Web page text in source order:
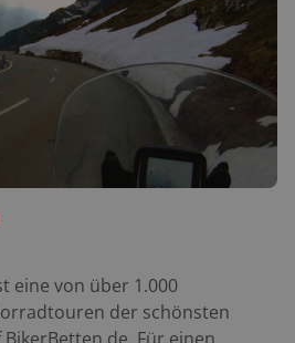
eine von über 1.000
der schönsten